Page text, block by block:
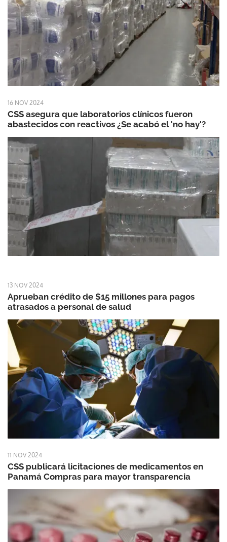
16 NOV 2024
CSS asegura que laboratorios clínicos fueron
abastecidos con reactivos ¿Se acabó el 'no hay'?
13 NOV 2024
Aprueban crédito de $15 millones para pagos
atrasados a personal de salud
11 NOV 2024
CSS publicará licitaciones de medicamentos en
Panamá Compras para mayor transparencia